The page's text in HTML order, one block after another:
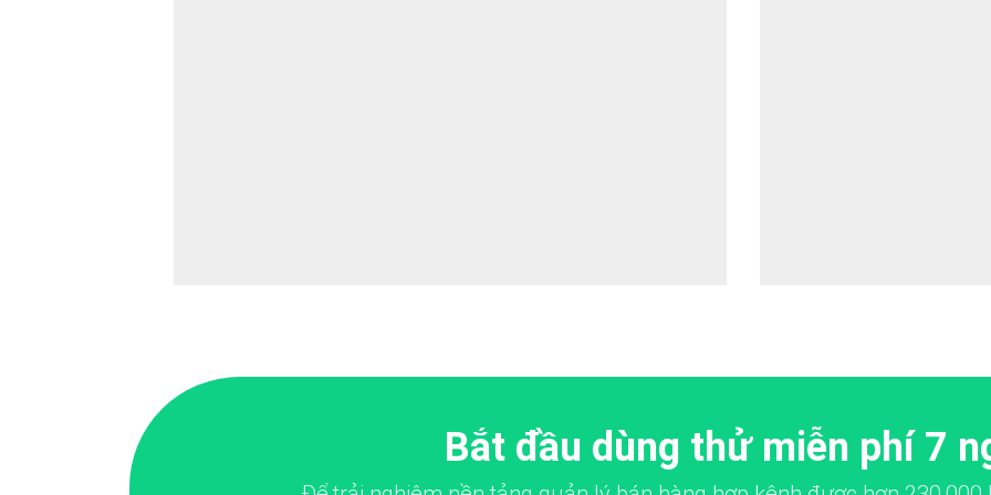
Bắt đầu dùng thử miễn phí 7